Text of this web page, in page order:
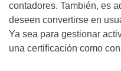
contadores. También, es
deseen convertirse en
Ya sea para gestionar
una certificación como